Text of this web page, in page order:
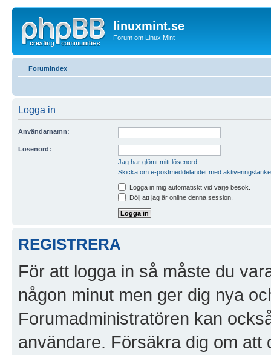
linuxmint.se
Forum om Linux Mint
Forumindex
Logga in
Användarnamn:
Lösenord:
Jag har glömt mitt lösenord.
Skicka om e-postmeddelandet med
Logga in mig automatiskt vid varje besök.
Dölj att jag är online denna session.
REGISTRERA
För att logga in så måste du
någon minut men ger dig nya
Forumadministratören kan
användare. Försäkra dig om